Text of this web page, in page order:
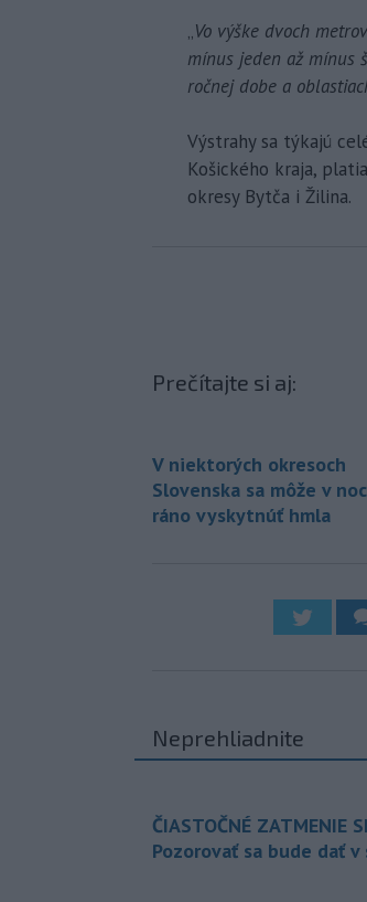
„Vo výške dvoch
mínus jeden až mínus
ročnej dobe a
Výstrahy sa týkajú
Košického kraja,
okresy Bytča i Žilina.
Prečítajte si aj:
V niektorých okresoch
Slovenska sa môže v
ráno vyskytnúť hmla
Neprehliadnite
ČIASTOČNÉ ZATMENIE
Pozorovať sa bude dať